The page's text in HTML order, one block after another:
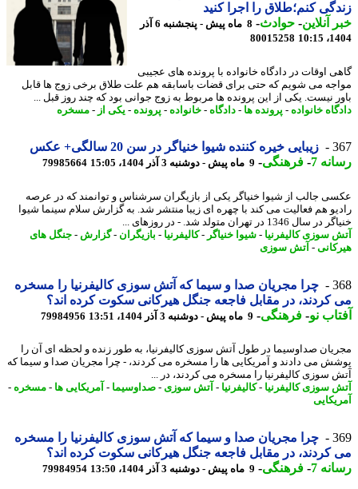
کنم؛طلاق را اجرا کنید
آنلاین-حوادث -
8 ماه پیش - پنجشنبه 6 آذر
80015258
اوقات در دادگاه خانواده با پرونده های عجیبی
می شویم که حتی برای قضات باسابقه هم علت طلاق برخی زوج ها قابل
نیست. یکی از این پرونده ها مربوط به زوج جوانی بود که چند روز قبل ...
خانواده- پرونده ها- دادگاه -خانواده- پرونده -یکی از-مسخره
زیبایی خیره کننده شیوا خنیاگر در سن 20 سالگی+ عکس
7
-فرهنگی-9 ماه پیش - دوشنبه 3 آذر 1404، 15:05 79985664
جالب از شیوا خنیاگر یکی از بازیگران سرشناس و توانمند که در عرصه
هم فعالیت می کند با چهره ای زیبا منتشر شد. به گزارش سلام سینما شیوا
1346 در تهران متولد شد. - در روزهای ...
سوزی کالیفرنیا- شیوا خنیاگر-کالیفرنیا- بازیگران- گزارش -جنگل های
-آتش سوزی
چرا مجریان صدا و سیما که آتش سوزی کالیفرنیا را مسخره
کردند، در مقابل فاجعه جنگل هیرکانی سکوت کرده اند؟
نو- فرهنگی-9 ماه پیش - دوشنبه 3 آذر 1404، 13:51 79984956
صداوسیما در طول آتش سوزی کالیفرنیا، به طور زنده و لحظه ای آن را
می دادند و آمریکایی ها را مسخره می کردند، - چرا مجریان صدا و سیما که
سوزی کالیفرنیا را مسخره می کردند، در ...
سوزی کالیفرنیا- کالیفرنیا- آتش سوزی- صداوسیما-آمریکایی ها- مسخره-
چرا مجریان صدا و سیما که آتش سوزی کالیفرنیا را مسخره
کردند، در مقابل فاجعه جنگل هیرکانی سکوت کرده اند؟
7
-فرهنگی-9 ماه پیش - دوشنبه 3 آذر 1404، 13:50 79984954